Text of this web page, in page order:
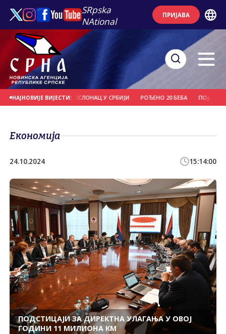
SRpska
NAtional
ПРИЈАВА
НАЈНОВИЈЕ ВИЈЕСТИ:
ДОДИК: СРПСКА ИМА ОСЛОНАЦ У СРБИЈИ РОЂЕНО 20 БЕБА ПОЈАЧАН
Економија
24.10.2024 15:14:00
ПОДСТИЦАЈИ ЗА ДИРЕКТНА УЛАГАЊА У ОВОЈ
ГОДИНИ 11 МИЛИОНА КМ